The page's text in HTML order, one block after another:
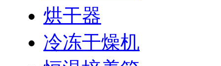
烘干器
冷冻干燥机